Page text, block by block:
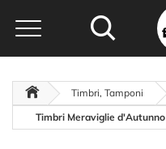
Timbri, Tamponi
Timbri Meraviglie d'Autunno